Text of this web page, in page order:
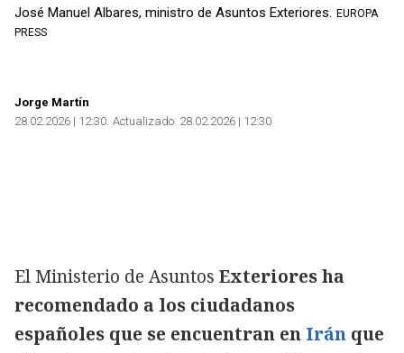
José Manuel Albares, ministro de Asuntos Exteriores. EUROPA
PRESS
Jorge Martín
28.02.2026 | 12:30 Actualizado: 28.02.2026 | 12:30
El Ministerio de Asuntos Exteriores ha
recomendado a los ciudadanos
españoles que se encuentran en Irán que